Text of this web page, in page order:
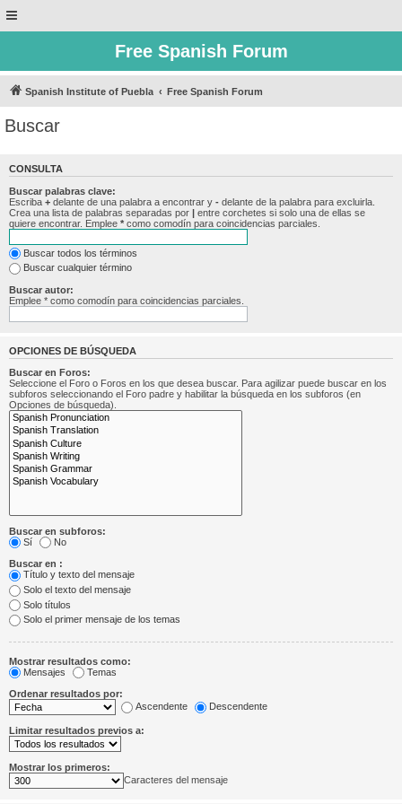
Free Spanish Forum
Spanish Institute of Puebla Free Spanish Forum
Buscar
CONSULTA
Buscar palabras clave:
Escriba + delante de una palabra a encontrar y - delante de la palabra para excluirla.
Crea una lista de palabras separadas por | entre corchetes si solo una de ellas se
quiere encontrar. Emplee * como comodín para coincidencias parciales.
Buscar todos los términos
Buscar cualquier término
Buscar autor:
Emplee * como comodín para coincidencias parciales.
OPCIONES DE BÚSQUEDA
Buscar en Foros:
Seleccione el Foro o Foros en los que desea buscar. Para agilizar puede buscar en los
subforos seleccionando el Foro padre y habilitar la búsqueda en los subforos (en
Opciones de búsqueda).
Buscar en subforos:
Sí
No
Buscar en :
Título y texto del mensaje
Solo el texto del mensaje
Solo títulos
Solo el primer mensaje de los temas
Mostrar resultados como:
Mensajes
Temas
Ordenar resultados por:
Ascendente
Descendente
Limitar resultados previos a:
Mostrar los primeros:
Caracteres del mensaje